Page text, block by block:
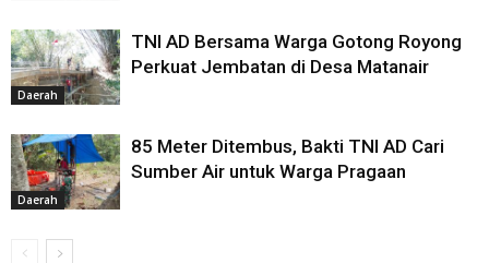
Daerah
TNI AD Bersama Warga Gotong Royong
Perkuat Jembatan di Desa Matanair
Daerah
85 Meter Ditembus, Bakti TNI AD Cari
Sumber Air untuk Warga Pragaan